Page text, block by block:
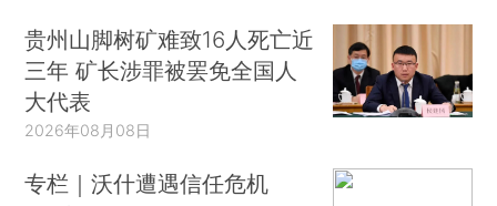
贵州山脚树矿难致16人死亡近
三年 矿长涉罪被罢免全国人
大代表
2026年08月08日
专栏｜沃什遭遇信任危机